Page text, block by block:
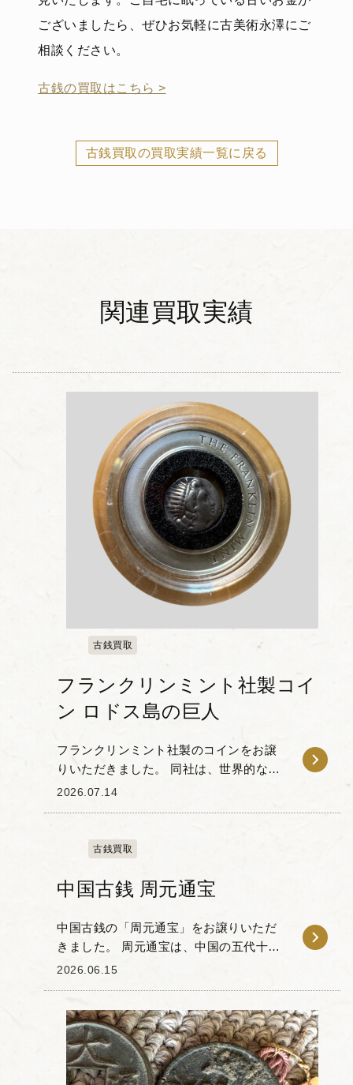
ございましたら、ぜひお気軽に古美術永澤にご
相談ください。
古銭の買取はこちら >
古銭買取の買取実績一覧に戻る
関連買取実績
古銭買取
フランクリンミント社製コイ
ン ロドス島の巨人
フランクリンミント社製のコインをお譲
りいただきました。 同社は、世界的な規
模で記念メダルやコインなどの美術工芸
の意匠として...
2026.07.14
古銭買取
中国古銭 周元通宝
中国古銭の「周元通宝」をお譲りいただ
きました。 周元通宝は、中国の五代十国
時代における後周の世宗によって、955年
武一宗の...
2026.06.15